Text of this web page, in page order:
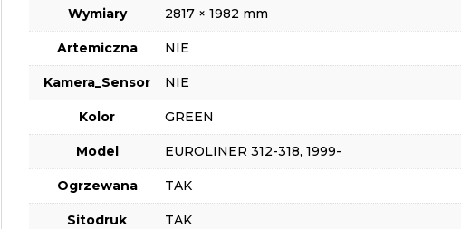
Wymiary 2817 × 1982 mm
Artemiczna NIE
Kamera_Sensor NIE
Kolor GREEN
Model EUROLINER 312-318, 1999-
Ogrzewana TAK
Sitodruk TAK